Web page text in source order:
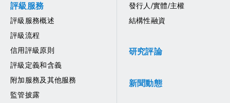
評級服務
評級服務概述
評級流程
信用評級原則
評級定義和含義
附加服務及其他服務
監管披露
發行人/實體/主權
結構性融資
研究評論
新聞動態